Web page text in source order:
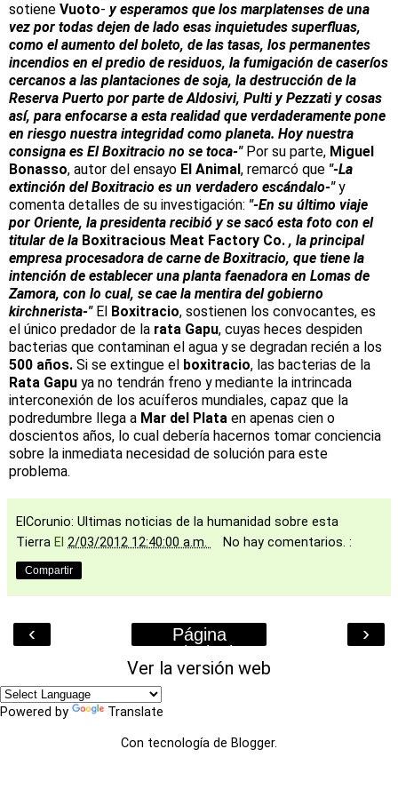
sotiene Vuoto- y esperamos que los marplatenses de una
vez por todas dejen de lado esas inquietudes superfluas,
como el aumento del boleto, de las tasas, los permanentes
incendios en el predio de residuos, la fumigación de caseríos
cercanos a las plantaciones de soja, la destrucción de la
Reserva Puerto por parte de Aldosivi, Pulti y Pezzati y cosas
así, para enfocarse a esta realidad que verdaderamente pone
en riesgo nuestra integridad como planeta. Hoy nuestra
consigna es El Boxitracio no se toca-" Por su parte, Miguel
Bonasso, autor del ensayo El Animal , remarcó que "-La
extinción del Boxitracio es un verdadero escándalo-"y
comenta detalles de su investigación: "-En su último viaje
por Oriente, la presidenta recibió y se sacó esta foto con el
titular de la Boxitracious Meat Factory Co. , la principal
empresa procesadora de carne de Boxitracio, que tiene la
intención de establecer una planta faenadora en Lomas de
Zamora, con lo cual, se cae la mentira del gobierno
kirchnerista-" El Boxitracio, sostienen los convocantes, es
el único predador de la rata Gapu, cuyas heces despiden
bacterias que contaminan el agua y se degradan recién a los
500 años. Si se extingue el boxitracio, las bacterias de la
Rata Gapu ya no tendrán freno y mediante la intrincada
interconexión de los acuíferos mundiales, capaz que la
podredumbre llega a Mar del Plata en apenas cien o
doscientos años, lo cual debería hacernos tomar conciencia
sobre la inmediata necesidad de solución para este
problema.
ElCorunio: Ultimas noticias de la humanidad sobre esta
Tierra El 2/03/2012 12:40:00 a.m. No hay comentarios. :
Compartir
‹ ›
Página
Principal
Ver la versión web
Powered by Translate
Con tecnología de Blogger.